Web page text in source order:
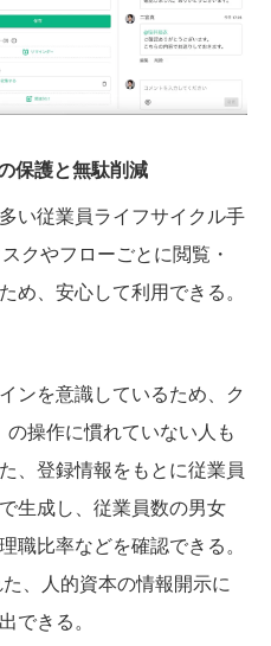
保護と無駄削減
い従業員ライフサイクル手
クやフローごとに閲覧・
め、安心して利用できる。
ンを意識しているため、ク
操作に慣れていない人も
、登録情報をもとに従業員
生成し、従業員数の男女
職比率などを確認できる。
、人的資本の情報開示に
できる。